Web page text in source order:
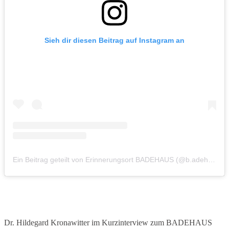
Sieh dir diesen Beitrag auf Instagram an
Ein Beitrag geteilt von Erinnerungsort BADEHAUS (@b.adehaus)
Dr. Hildegard Kronawitter im Kurzinterview zum BADEHAUS